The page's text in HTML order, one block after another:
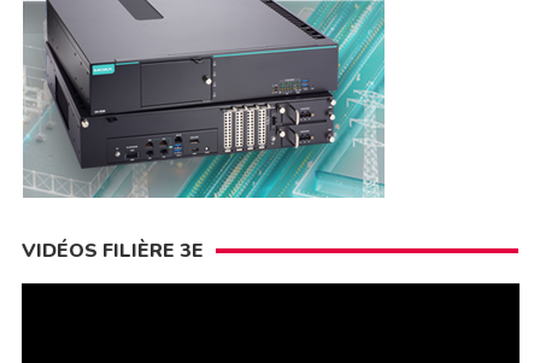
VIDÉOS FILIÈRE 3E